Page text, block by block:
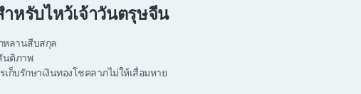
หรับไหว้เจ้าวันตรุษจีน
หลานสืบสกุล
นติภาพ
บรักษาเงินทองโชคลาภไม่ให้เสื่อมหาย